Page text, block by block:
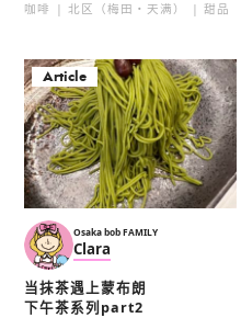
咖啡 北区（梅田・天满） 甜品
Article
Osaka bob FAMILY
Clara
当抹茶遇上蒙布朗
下午茶系列part2